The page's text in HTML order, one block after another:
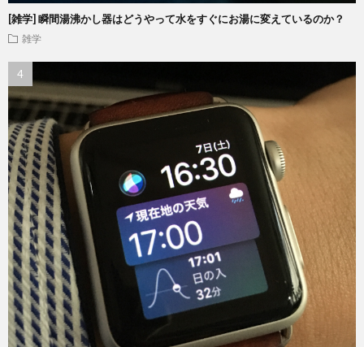
[雑学] 瞬間湯沸かし器はどうやって水をすぐにお湯に変えているのか？
雑学